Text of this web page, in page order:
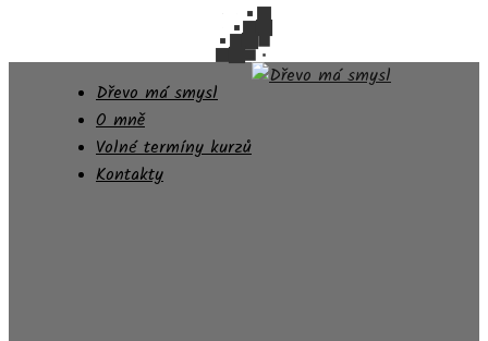
Dřevo má smysl
O mně
Volné termíny kurzů
Kontakty